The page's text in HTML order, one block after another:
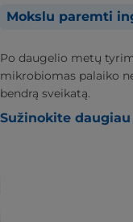
Mokslu paremti
Po daugelio metų
mikrobiomas palaiko
bendrą sveikatą.
Sužinokite daugiau